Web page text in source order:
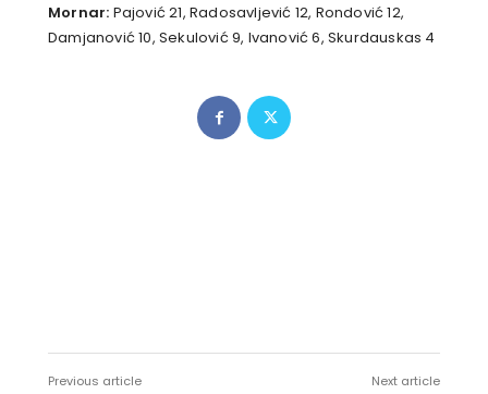
Mornar: Pajović 21, Radosavljević 12, Rondović 12,
Damjanović 10, Sekulović 9, Ivanović 6, Skurdauskas 4
Previous article Next article